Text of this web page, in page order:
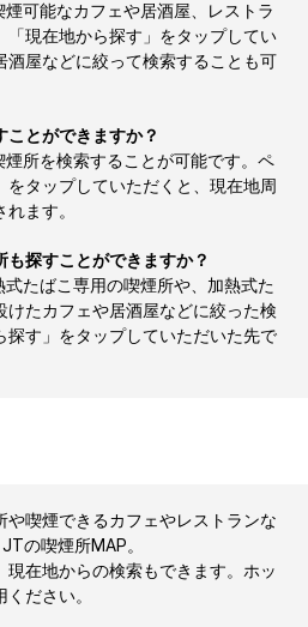
可能なカフェや居酒屋、レストラ
「現在地から探す」をタップしてい
酒屋などに絞って検索することも可
とができますか？
所を検索することが可能です。ペ
タップしていただくと、現在地周
ます。
探すことができますか？
たばこ専用の喫煙所や、加熱式た
けたカフェや居酒屋などに絞った検
探す」をタップしていただいた先で
喫煙できるカフェやレストランな
の喫煙所MAP。
在地からの検索もできます。ホッ
ださい。